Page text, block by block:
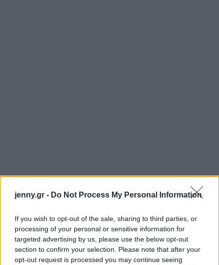
jenny.gr - Do Not Process My Personal Information
If you wish to opt-out of the sale, sharing to third parties, or
processing of your personal or sensitive information for
targeted advertising by us, please use the below opt-out
section to confirm your selection. Please note that after your
opt-out request is processed you may continue seeing